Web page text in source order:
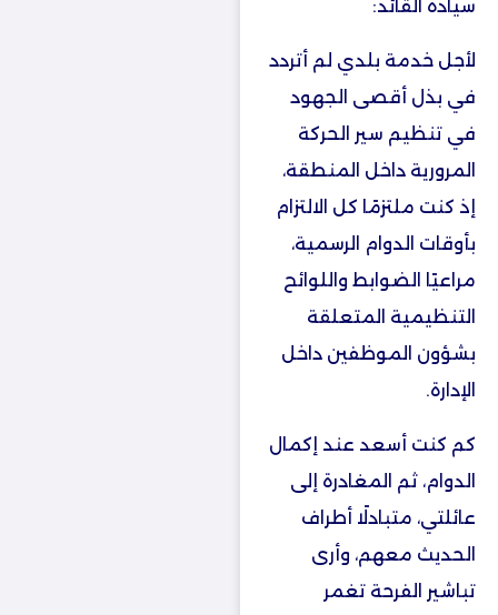
سيادة القائد:
لأجل خدمة بلدي لم أتردد
في بذل أقصى الجهود
في تنظيم سير الحركة
المرورية داخل المنطقة،
إذ كنت ملتزمًا كل الالتزام
بأوقات الدوام الرسمية،
مراعيًا الضوابط واللوائح
التنظيمية المتعلقة
بشؤون الموظفين داخل
الإدارة.
كم كنت أسعد عند إكمال
الدوام، ثم المغادرة إلى
عائلتي، متبادلًا أطراف
الحديث معهم، وأرى
تباشير الفرحة تغمر